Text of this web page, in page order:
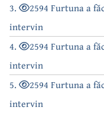
3.
2594 Furtuna a
intervin
4.
2594 Furtuna a
intervin
5.
2594 Furtuna a
intervin